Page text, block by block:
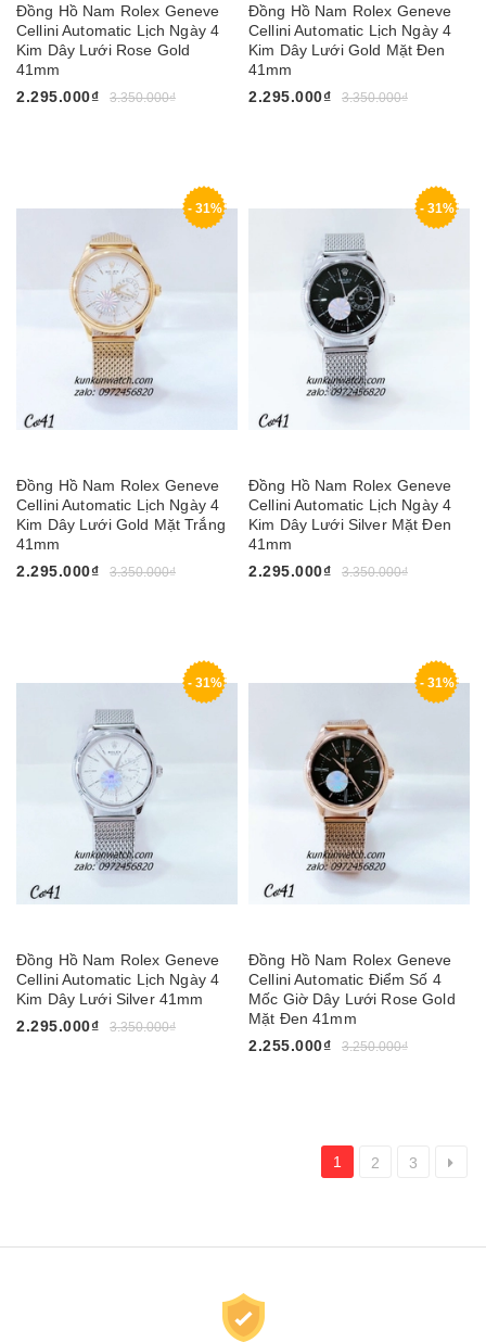
Đồng Hồ Nam Rolex Geneve
Cellini Automatic Lịch Ngày 4
Kim Dây Lưới Rose Gold
41mm
2.295.000₫
3.350.000₫
Đồng Hồ Nam Rolex Geneve
Cellini Automatic Lịch Ngày 4
Kim Dây Lưới Gold Mặt Đen
41mm
2.295.000₫
3.350.000₫
- 31%
Đồng Hồ Nam Rolex Geneve
Cellini Automatic Lịch Ngày 4
Kim Dây Lưới Gold Mặt Trắng
41mm
2.295.000₫
3.350.000₫
- 31%
Đồng Hồ Nam Rolex Geneve
Cellini Automatic Lịch Ngày 4
Kim Dây Lưới Silver Mặt Đen
41mm
2.295.000₫
3.350.000₫
- 31%
Đồng Hồ Nam Rolex Geneve
Cellini Automatic Lịch Ngày 4
Kim Dây Lưới Silver 41mm
2.295.000₫
3.350.000₫
- 31%
Đồng Hồ Nam Rolex Geneve
Cellini Automatic Điểm Số 4
Mốc Giờ Dây Lưới Rose Gold
Mặt Đen 41mm
2.255.000₫
3.250.000₫
1 2 3